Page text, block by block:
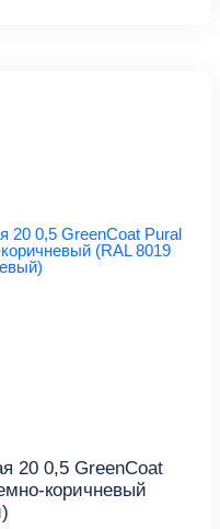
20 0,5 GreenCoat
коричневый